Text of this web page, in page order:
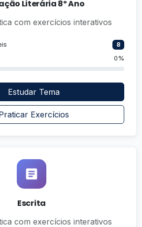
Literária 8º Ano
com exercícios interativos
8
0%
Estudar Tema
Exercícios
Escrita
com exercícios interativos